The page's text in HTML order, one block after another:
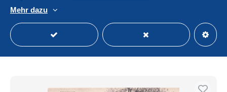
67 BOUXWILLER VUE GENERALE
± 6,80 $
Mehr dazu